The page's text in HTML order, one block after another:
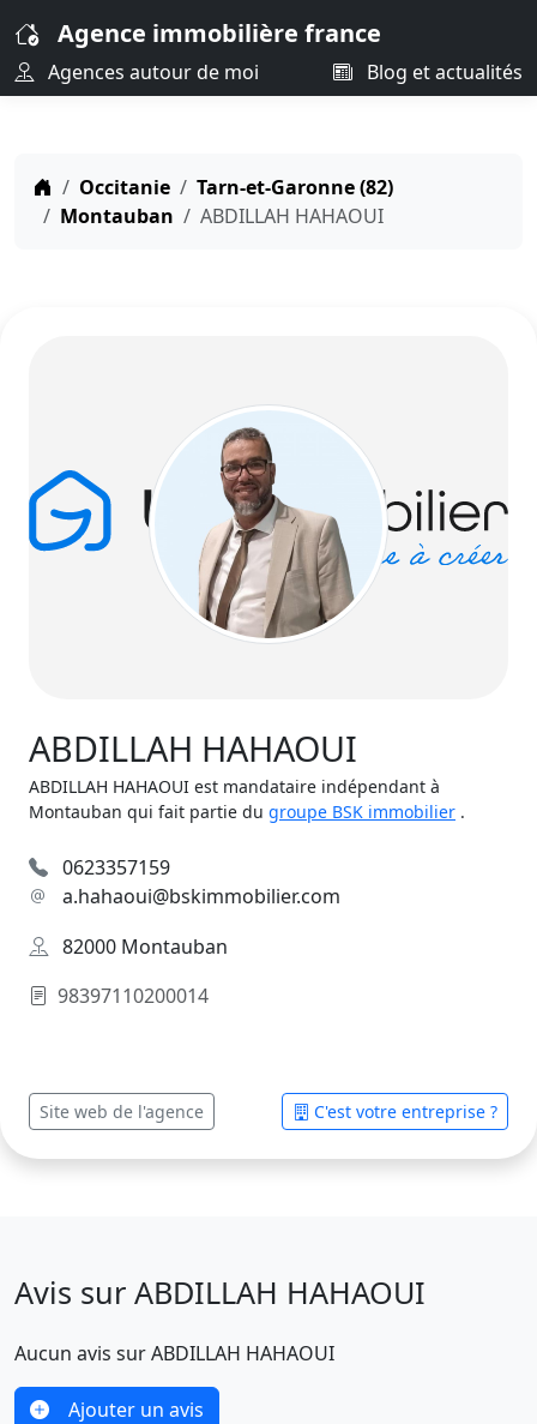
Agence immobilière france
Agences autour de moi Blog et actualités
Occitanie
Tarn-et-Garonne (82)
Montauban
ABDILLAH HAHAOUI
ABDILLAH HAHAOUI
ABDILLAH HAHAOUI est mandataire indépendant à
Montauban qui fait partie du groupe BSK immobilier .
0623357159
a.hahaoui@bskimmobilier.com
82000 Montauban
98397110200014
Site web de l'agence C'est votre entreprise ?
Avis sur ABDILLAH HAHAOUI
Aucun avis sur ABDILLAH HAHAOUI
Ajouter un avis